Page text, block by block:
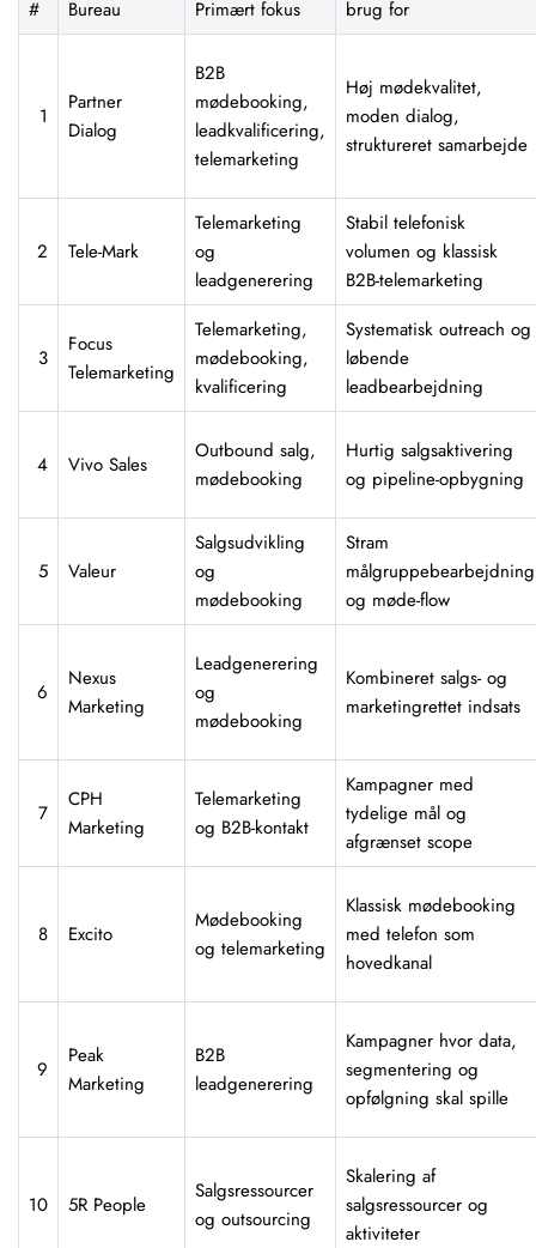
# Bureau Primært fokus brug for
1
Partner
Dialog
B2B
mødebooking,
leadkvalificering,
telemarketing
Høj mødekvalitet,
moden dialog,
struktureret samarbejde
2 Tele-Mark
Telemarketing
og
leadgenerering
Stabil telefonisk
volumen og klassisk
B2B-telemarketing
3
Focus
Telemarketing
Telemarketing,
mødebooking,
kvalificering
Systematisk outreach og
løbende
leadbearbejdning
4 Vivo Sales
Outbound salg,
mødebooking
Hurtig salgsaktivering
og pipeline-opbygning
5 Valeur
Salgsudvikling
og
mødebooking
Stram
målgruppebearbejdning
og møde-flow
6
Nexus
Marketing
Leadgenerering
og
mødebooking
Kombineret salgs- og
marketingrettet indsats
7
CPH
Marketing
Telemarketing
og B2B-kontakt
Kampagner med
tydelige mål og
afgrænset scope
8 Excito
Mødebooking
og telemarketing
Klassisk mødebooking
med telefon som
hovedkanal
9
Peak
Marketing
B2B
leadgenerering
Kampagner hvor data,
segmentering og
opfølgning skal spille
10 5R People
Salgsressourcer
og outsourcing
Skalering af
salgsressourcer og
aktiviteter